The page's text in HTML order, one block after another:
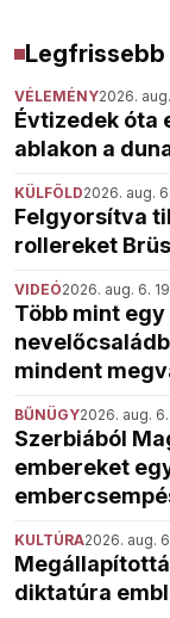
Legfrissebb
VÉLEMÉNY2026.
Évtizedek óta
ablakon a
KÜLFÖLD2026. aug.
Felgyorsítva
rollereket
VIDEÓ2026. aug. 6.
Több mint
mindent
BŰNÜGY2026. aug. 6.
Szerbiából
embereket
KULTÚRA2026. aug.
diktatúra